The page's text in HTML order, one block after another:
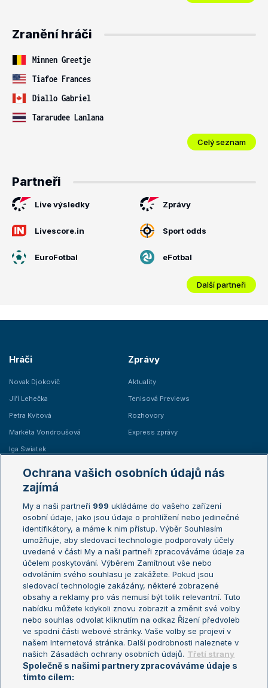
Zranění hráči
Minnen Greetje
Tiafoe Frances
Diallo Gabriel
Tararudee Lanlana
Celý seznam
Partneři
Live výsledky Zprávy
Livescore.in Sport odds
EuroFotbal eFotbal
Další partneři
Hráči
Novak Djokovič
Jiří Lehečka
Petra Kvitová
Markéta Vondroušová
Iga Swiatek
Zprávy
Aktuality
Tenisová Previews
Rozhovory
Express zprávy
Žebříčky
Žebříček ATP (muži)
Žebříček WTA (ženy)
Sázkařský žebříček
Australian Open
French Open
Wimbledon
US Open
Turnaj mistrů
Turnaj mistryň
Aktualní trendy
Fotbalové přestupy
Livesport Daily
LS Prague Open
Ochrana vašich osobních údajů nás
zajímá
My a naši partneři 999 ukládáme do vašeho zařízení
osobní údaje, jako jsou údaje o prohlížení nebo jedinečné
identifikátory, a máme k nim přístup. Výběr Souhlasím
umožňuje, aby sledovací technologie podporovaly účely
uvedené v části My a naši partneři zpracováváme údaje za
účelem poskytování. Výběrem Zamítnout vše nebo
odvoláním svého souhlasu je zakážete. Pokud jsou
sledovací technologie zakázány, některé zobrazené
obsahy a reklamy pro vás nemusí být tolik relevantní. Tuto
nabídku můžete kdykoli znovu zobrazit a změnit své volby
nebo souhlas odvolat kliknutím na odkaz Řízení předvoleb
ve spodní části webové stránky. Vaše volby se projeví v
našem Internetová stránka. Další podrobnosti naleznete v
našich Zásadách ochrany osobních údajů. Třetí strany
Společně s našimi partnery zpracováváme údaje s
tímto cílem: